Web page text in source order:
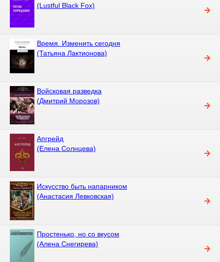
(Lustful Black Fox)
Время. Изменить сегодня
(Татьяна Лактионова)
Войсковая разведка
(Дмитрий Морозов)
Апгрейд
(Елена Солнцева)
Искусство быть напарником
(Анастасия Левковская)
Простенько, но со вкусом
(Алена Снегирева)